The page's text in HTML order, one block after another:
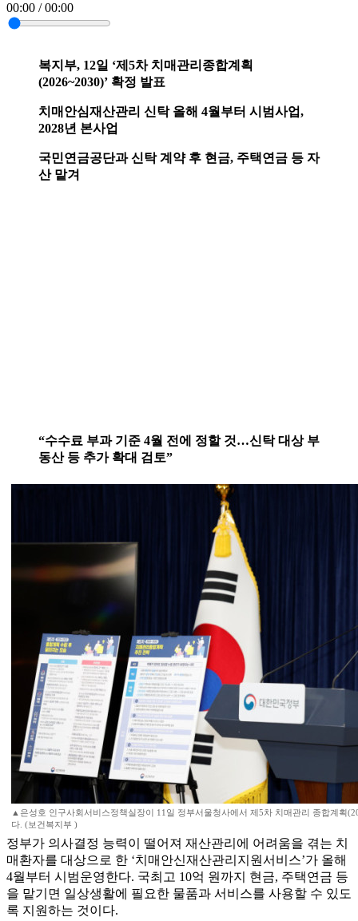
00:00 / 00:00
복지부, 12일 ‘제5차 치매관리종합계획
(2026~2030)’ 확정 발표
치매안심재산관리 신탁 올해 4월부터 시범사업,
2028년 본사업
국민연금공단과 신탁 계약 후 현금, 주택연금 등 자
산 맡겨
“수수료 부과 기준 4월 전에 정할 것…신탁 대상 부
동산 등 추가 확대 검토”
▲은성호 인구사회서비스정책실장이 11일 정부서울청사에서 제5차 치매관리 종합계획
다. (보건복지부 )
정부가 의사결정 능력이 떨어져 재산관리에 어려움을 겪는 치
매환자를 대상으로 한 ‘치매안신재산관리지원서비스’가 올해
4월부터 시범운영한다. 국최고 10억 원까지 현금, 주택연금 등
을 맡기면 일상생활에 필요한 물품과 서비스를 사용할 수 있도
록 지원하는 것이다.